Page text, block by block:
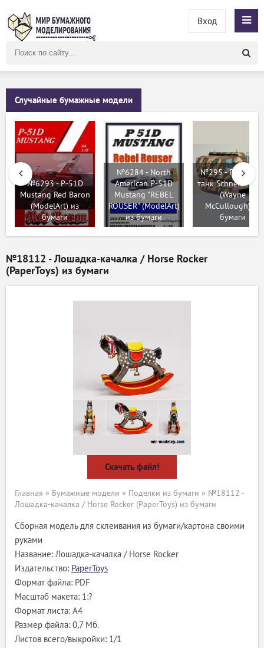
сайту
Вход
Случайные бумажные модели
№6293 - P-51D
Mustang Red Baron
(ModelArt) из
бумаги
№6284 - North
American P-51D
Mustang "REBEL
ROUSER" (ModelArt)
из бумаги
№295 -
танк Schneider
(Wayne
McCullough) из
бумаги
№18112 - Лошадка-качалка / Horse Rocker
(PaperToys) из бумаги
Скачать файл!
Главная » Бумажные модели » Поделки из бумаги » №18112 -
Лошадка-качалка / Horse Rocker (PaperToys) из бумаги
Сборная модель для склеивания из бумаги/картона своими
руками
Название: Лошадка-качалка / Horse Rocker
Издательство: PaperToys
Формат файла: PDF
Масштаб макета: 1:?
Формат листа: А4
Размер файла: 0,7 Мб.
Листов всего/выкройки: 1/1